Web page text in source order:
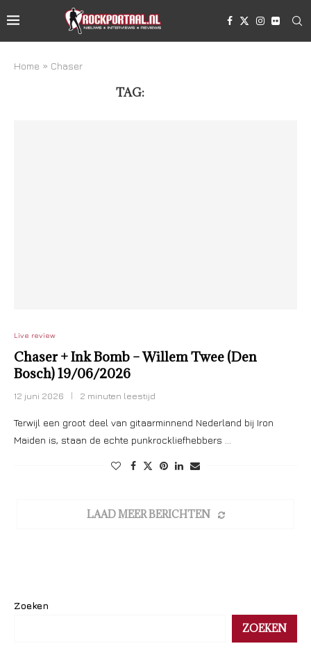
Home » Chaser
TAG:
Live review
Chaser + Ink Bomb – Willem Twee (Den
Bosch) 19/06/2026
12 juni 2026 2 minuten leestijd
Terwijl een groot deel van gitaarminnend Nederland bij Iron
Maiden is, staan de echte punkrockliefhebbers …
LAAD MEER BERICHTEN
Zoeken
ZOEKEN